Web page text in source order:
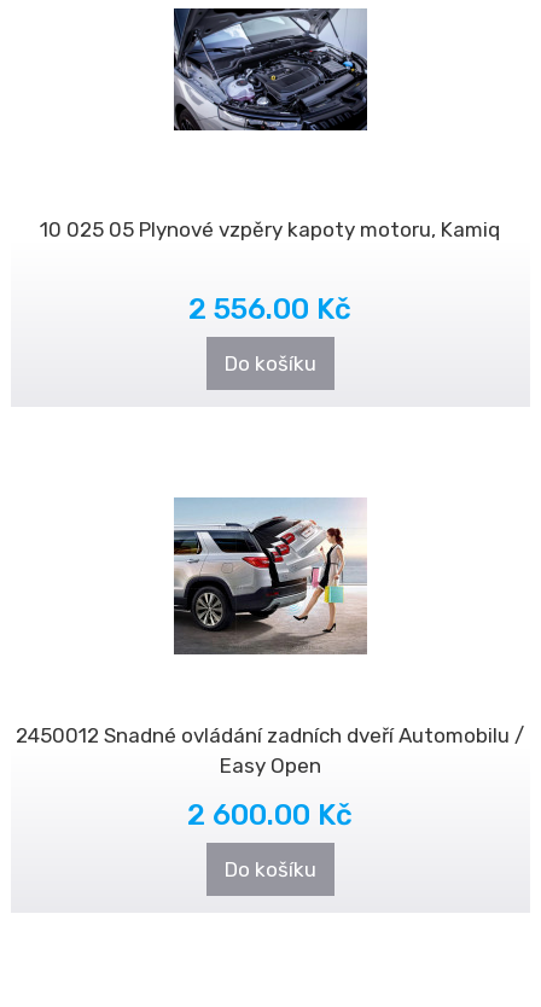
10 025 05 Plynové vzpěry kapoty motoru, Kamiq
2 556.00 Kč
Do košíku
2450012 Snadné ovládání zadních dveří Automobilu /
Easy Open
2 600.00 Kč
Do košíku